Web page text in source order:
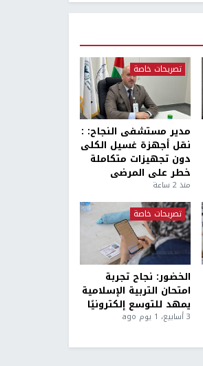
تصريحات خاصة
مدير مستشفى النجاح: :
نقل أجهزة غسيل الكلى
دون تجهيزات متكاملة
خطر على المرضى
منذ 2 ساعة
تصريحات خاصة
الخضور: نجاح تجربة
امتحان التربية الإسلامية
يمهد للتوسع إلكترونيًا
3 أسابيع، 1 يوم ago